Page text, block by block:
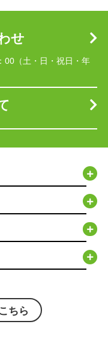
せ
00（土・日・祝日・年
ちら